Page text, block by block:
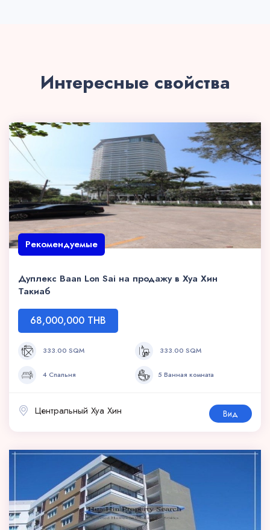
Интересные свойства
Рекомендуемые
Дуплекс Baan Lon Sai на продажу в Хуа Хин
Такиаб
68,000,000 THB
333.00 SQM 333.00 SQM
4 Спальня 5 Ванная комната
Центральный Хуа Хин Вид